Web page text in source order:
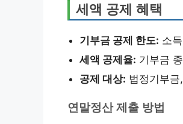
세액 공제 혜택
기부금 공제 한도: 소
세액 공제율: 기부금
공제 대상: 법정기부
연말정산 제출 방법